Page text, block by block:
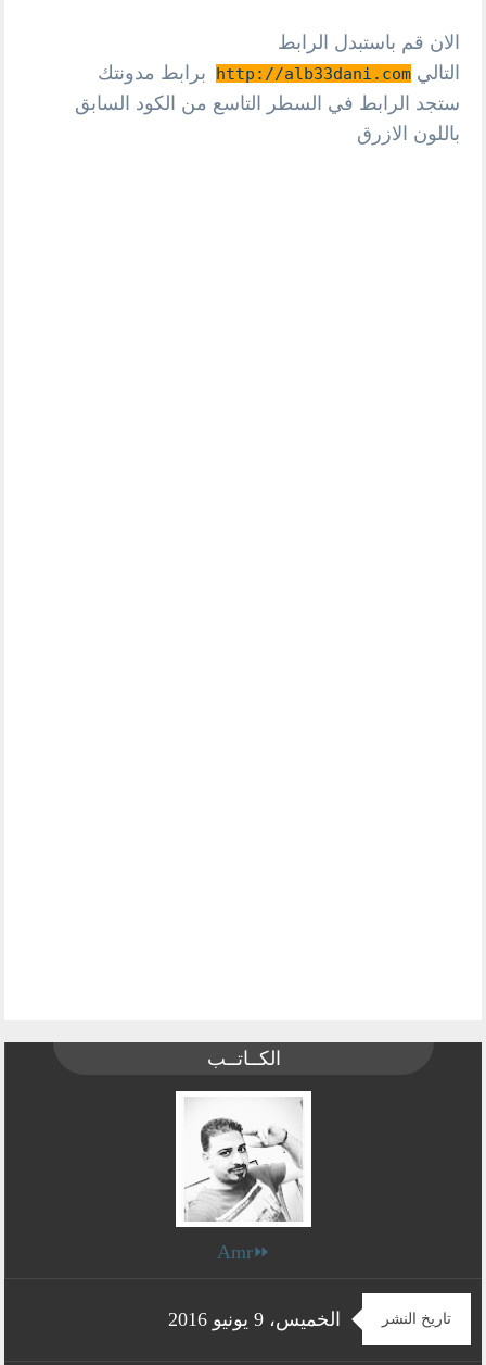
الان قم باستبدل الرابط
التاليhttp://alb33dani.com
برابط مدونتك
ستجد الرابط في السطر التاسع من الكود السابق
باللون الازرق
الكــاتــب
⏩Amr
تاريخ النشر الخميس، 9 يونيو 2016